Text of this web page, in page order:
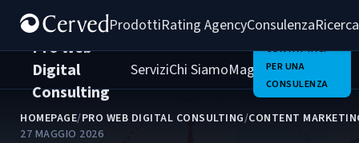
ProdottiRating AgencyConsulenza
Pro Web
Digital
Consulting
ServiziChi SiamoMagazineClienti
CONTATTACI
PER UNA
CONSULENZA
HOMEPAGE/PRO WEB DIGITAL CONSULTING/CONTENT
27 MAGGIO 2026